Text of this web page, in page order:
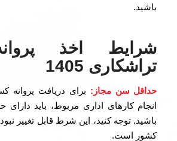
باشید.
شرایط اخذ
تراشکاری 1405
حداقل سن مجاز: برای دریافت
باشید. توجه کنید، این شرط قابل تغییر
کشور است.